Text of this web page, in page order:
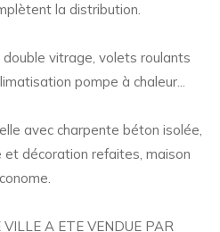
la distribution.
vitrage, volets roulants
pompe à chaleur...
avec charpente béton isolée,
décoration refaites, maison
A ETE VENDUE PAR